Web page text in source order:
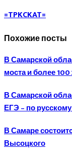
=TPKCKAT=
Похожие посты
В Самарской
моста и более
В Самарской
ЕГЭ – по
В Самаре
Высоцкого